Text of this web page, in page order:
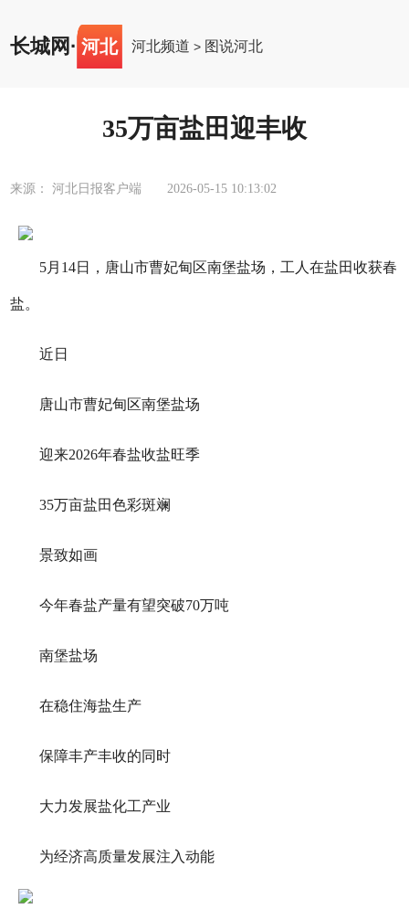
长城网 · 河北 河北频道 > 图说河北
35万亩盐田迎丰收
来源： 河北日报客户端 2026-05-15 10:13:02
5月14日，唐山市曹妃甸区南堡盐场，工人在盐田收获春
盐。
近日
唐山市曹妃甸区南堡盐场
迎来2026年春盐收盐旺季
35万亩盐田色彩斑斓
景致如画
今年春盐产量有望突破70万吨
南堡盐场
在稳住海盐生产
保障丰产丰收的同时
大力发展盐化工产业
为经济高质量发展注入动能